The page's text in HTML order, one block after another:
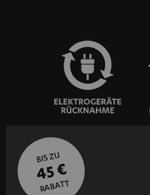
BIS ZU
45 €
RABATT